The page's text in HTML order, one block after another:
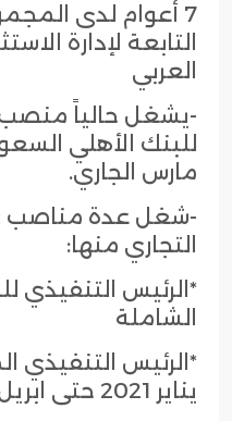
7 أعوام لدى
التابعة لإدارة
العربي
-يشغل حالياً منصب
مارس الجاري.
-شغل عدة مناصب
التجاري منها:
*الرئيس التنفيذي
الشاملة
*الرئيس التنفيذي
يناير 2021 حتى ابريل 2021